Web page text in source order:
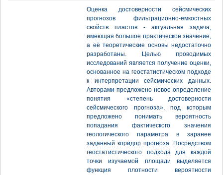
Оценка достоверности сейсмических
прогнозов фильтрационно-емкостных
свойств пластов - актуальная задача,
имеющая большое практическое значение,
а её теоретические основы недостаточно
разработаны. Целью проводимых
исследований является получение оценки,
основанное на геостатистическом подходе
к интерпретации сейсмических данных.
Авторами предложено новое определение
понятия «степень достоверности
сейсмического прогноза», под которым
предложено понимать вероятность
попадания фактического значения
геологического параметра в заранее
заданный коридор прогноза. Посредством
геостатистического подхода для каждой
точки изучаемой площади выделяется
функция плотности вероятности